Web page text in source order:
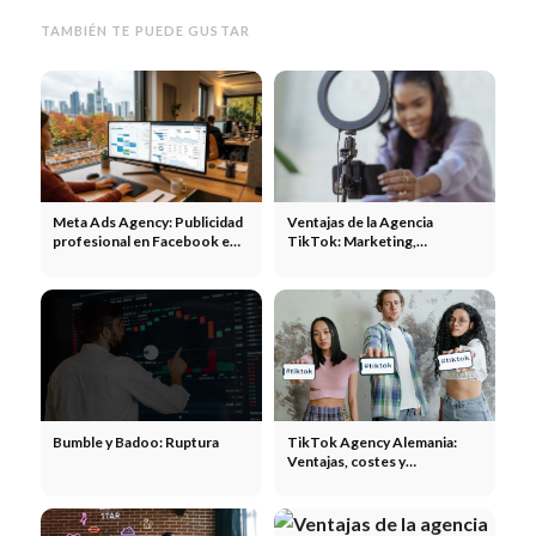
TAMBIÉN TE PUEDE GUSTAR
Meta Ads Agency: Publicidad
profesional en Facebook e
Ventajas de la Agencia
TikTok: Marketing,
Bumble y Badoo: Ruptura
TikTok Agency Alemania:
Ventajas, costes y